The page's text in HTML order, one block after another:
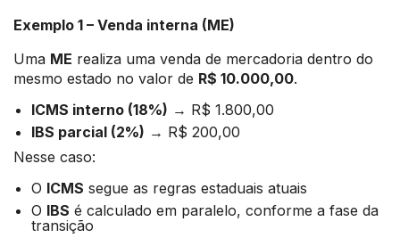
Exemplo 1 – Venda interna (ME)
Uma ME realiza uma venda de mercadoria dentro do
mesmo estado no valor de R$ 10.000,00.
ICMS interno (18%) → R$ 1.800,00
IBS parcial (2%) → R$ 200,00
Nesse caso:
O ICMS segue as regras estaduais atuais
O IBS é calculado em paralelo, conforme a fase da
transição